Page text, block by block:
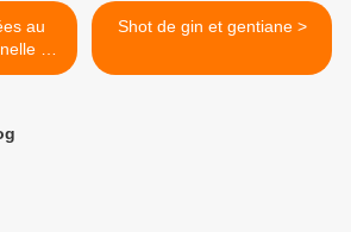
et
Shot de gin et gentiane >